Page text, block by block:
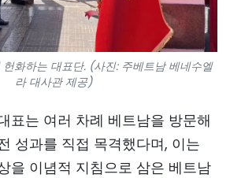
화하는 대표단. (사진: 주베트남 베네수엘
라 대사관 제공)
표는 여러 차례 베트남을 방문해
성과를 직접 목격했다며, 이는
을 이념적 지침으로 삼은 베트남